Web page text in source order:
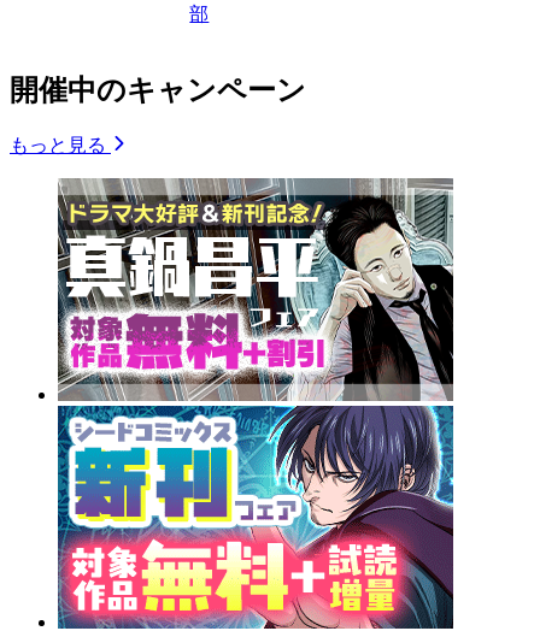
部
開催中のキャンペーン
もっと見る